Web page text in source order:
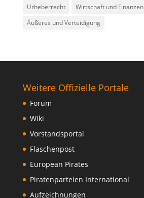
Urheberrecht
Wirtschaft und Finanzen
Äußeres und Verteidigung
Weitere Offizielle Portale
Forum
Wiki
Vorstandsportal
Flaschenpost
European Pirates
Piratenparteien International
Aufzeichnungen